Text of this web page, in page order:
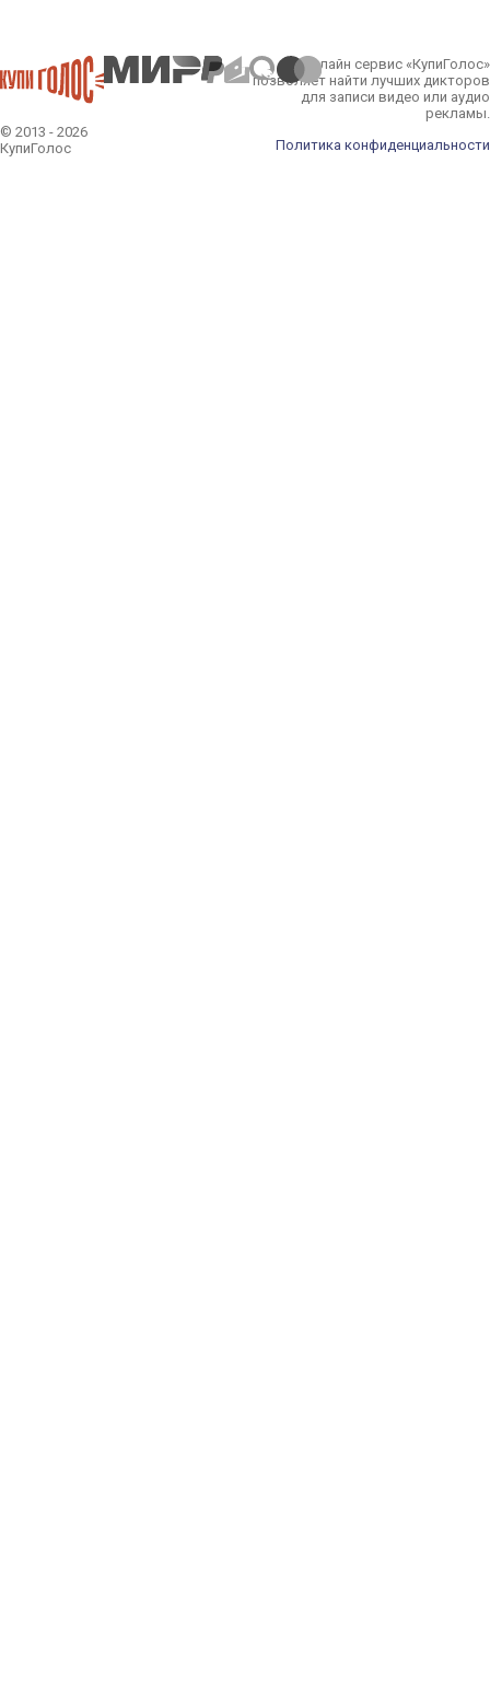
© 2013 - 2026
КупиГолос
Онлайн сервис «КупиГолос»
позволяет найти лучших дикторов
для записи видео или аудио
рекламы.
Политика конфиденциальности